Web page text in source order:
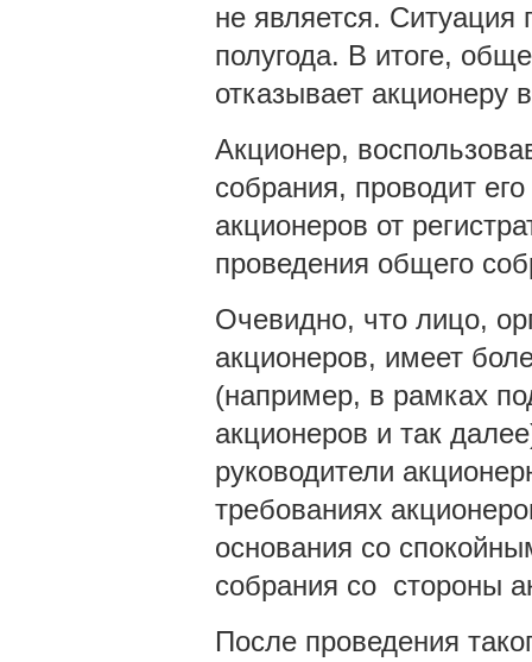
не является. Ситуация
полугода. В итоге,
отказывает акционеру
Акционер,
собрания, проводит
акционеров от
проведения общего
Очевидно, что лицо,
акционеров, имеет
(например, в рамках
акционеров и так
руководители
требованиях
основания со
собрания со стороны
После проведения